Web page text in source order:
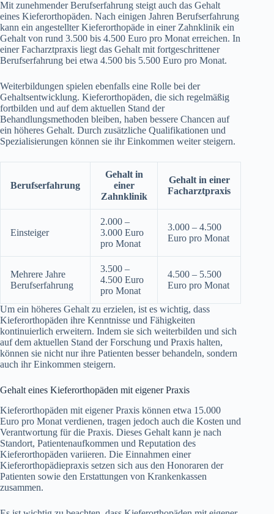
Mit zunehmender Berufserfahrung steigt auch das Gehalt
eines Kieferorthopäden. Nach einigen Jahren Berufserfahrung
kann ein angestellter Kieferorthopäde in einer Zahnklinik ein
Gehalt von rund 3.500 bis 4.500 Euro pro Monat erreichen. In
einer Facharztpraxis liegt das Gehalt mit fortgeschrittener
Berufserfahrung bei etwa 4.500 bis 5.500 Euro pro Monat.
Weiterbildungen spielen ebenfalls eine Rolle bei der
Gehaltsentwicklung. Kieferorthopäden, die sich regelmäßig
fortbilden und auf dem aktuellen Stand der
Behandlungsmethoden bleiben, haben bessere Chancen auf
ein höheres Gehalt. Durch zusätzliche Qualifikationen und
Spezialisierungen können sie ihr Einkommen weiter steigern.
Berufserfahrung
Gehalt in
einer
Zahnklinik
Gehalt in einer
Facharztpraxis
Einsteiger
2.000 –
3.000 Euro
pro Monat
3.000 – 4.500
Euro pro Monat
Mehrere Jahre
Berufserfahrung
3.500 –
4.500 Euro
pro Monat
4.500 – 5.500
Euro pro Monat
Um ein höheres Gehalt zu erzielen, ist es wichtig, dass
Kieferorthopäden ihre Kenntnisse und Fähigkeiten
kontinuierlich erweitern. Indem sie sich weiterbilden und sich
auf dem aktuellen Stand der Forschung und Praxis halten,
können sie nicht nur ihre Patienten besser behandeln, sondern
auch ihr Einkommen steigern.
Gehalt eines Kieferorthopäden mit eigener Praxis
Kieferorthopäden mit eigener Praxis können etwa 15.000
Euro pro Monat verdienen, tragen jedoch auch die Kosten und
Verantwortung für die Praxis. Dieses Gehalt kann je nach
Standort, Patientenaufkommen und Reputation des
Kieferorthopäden variieren. Die Einnahmen einer
Kieferorthopädiepraxis setzen sich aus den Honoraren der
Patienten sowie den Erstattungen von Krankenkassen
zusammen.